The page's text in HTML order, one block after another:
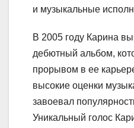
и музыкальные
В 2005 году Карина
дебютный альбом,
прорывом в ее
высокие оценки
завоевал
Уникальный голос